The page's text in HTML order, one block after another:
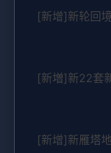
[新增]新轮回
[新増]新22套
[新增]新雁塔